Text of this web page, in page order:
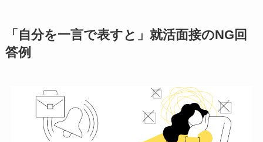
「自分を一言で表すと」就活面接のNG回
答例